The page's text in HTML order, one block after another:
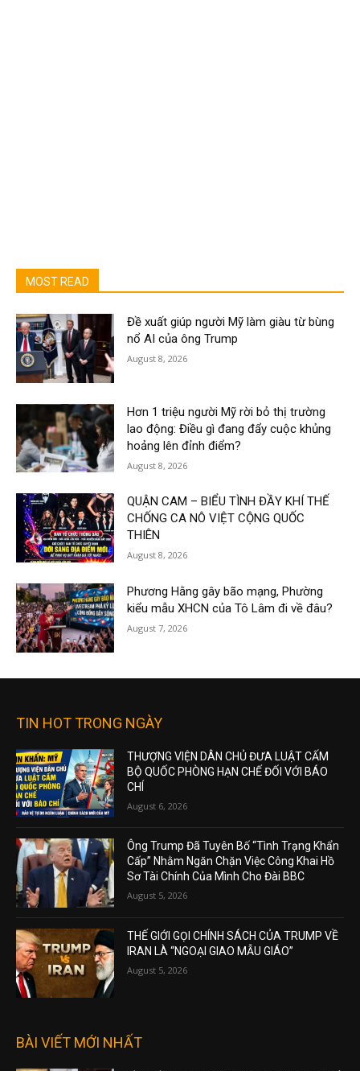
MOST READ
Đề xuất giúp người Mỹ làm giàu từ bùng
nổ AI của ông Trump
August 8, 2026
Hơn 1 triệu người Mỹ rời bỏ thị trường
lao động: Điều gì đang đẩy cuộc khủng
hoảng lên đỉnh điểm?
August 8, 2026
QUẬN CAM – BIỂU TÌNH ĐẦY KHÍ THẾ
CHỐNG CA NÔ VIỆT CỘNG QUỐC
THIÊN
August 8, 2026
Phương Hằng gây bão mạng, Phường
kiểu mẫu XHCN của Tô Lâm đi về đâu?
August 7, 2026
TIN HOT TRONG NGÀY
THƯỢNG VIỆN DÂN CHỦ ĐƯA LUẬT CẤM
BỘ QUỐC PHÒNG HẠN CHẾ ĐỐI VỚI BÁO
CHÍ
August 6, 2026
Ông Trump Đã Tuyên Bố “Tình Trạng Khẩn
Cấp” Nhằm Ngăn Chặn Việc Công Khai Hồ
Sơ Tài Chính Của Mình Cho Đài BBC
August 5, 2026
THẾ GIỚI GỌI CHÍNH SÁCH CỦA TRUMP VỀ
IRAN LÀ “NGOẠI GIAO MẪU GIÁO”
August 5, 2026
BÀI VIẾT MỚI NHẤT